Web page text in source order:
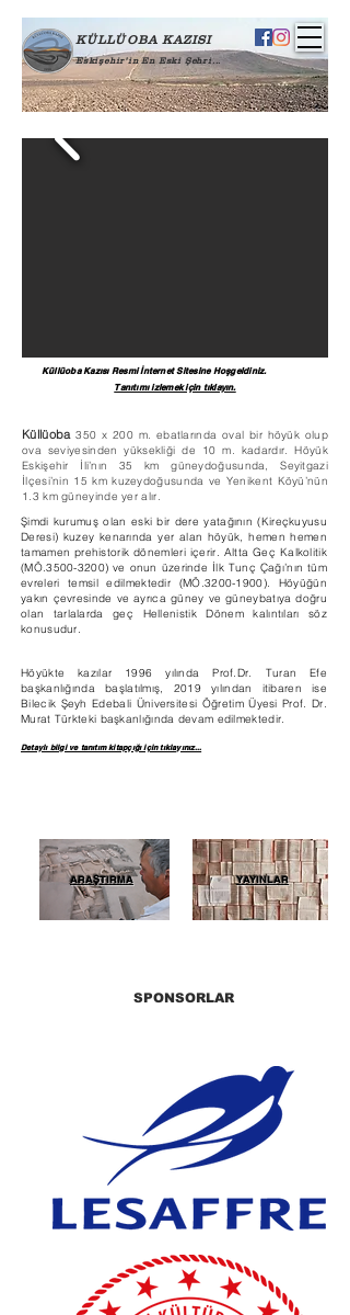
Eskişehir'in En Eski Şehri...
KÜLLÜOBA KAZISI
Küllüoba Kazısı Resmi İnternet Sitesine Hoşgeldiniz.
Tanıtımı izlemek için tıklayın.
Küllüoba 350 x 200 m. ebatlarında oval bir höyük olup
ova seviyesinden yüksekliği de 10 m. kadardır. Höyük
Eskişehir İli’nın 35 km güneydoğusunda, Seyitgazi
İlçesi’nin 15 km kuzeydoğusunda ve Yenikent Köyü’nün
1.3 km güneyinde yer alır.
Şimdi kurumuş olan eski bir dere yatağının (Kireçkuyusu
Deresi) kuzey kenarında yer alan höyük, hemen hemen
tamamen prehistorik dönemleri içerir. Altta Geç Kalkolitik
(MÖ.3500-3200) ve onun üzerinde İlk Tunç Çağı’nın tüm
evreleri temsil edilmektedir (MÖ.3200-1900). Höyüğün
yakın çevresinde ve ayrıca güney ve güneybatıya doğru
olan tarlalarda geç Hellenistik Dönem kalıntıları söz
konusudur.
Höyükte kazılar 1996 yılında Prof.Dr. Turan Efe
başkanlığında başlatılmış, 2019 yılından itibaren ise
Bilecik Şeyh Edebali Üniversitesi Öğretim Üyesi Prof. Dr.
Murat Türkteki başkanlığında devam edilmektedir.
Detaylı bilgi ve tanıtım kitapçığı için tıklayınız...
ARAŞTIRMA YAYINLAR
SPONSORLAR